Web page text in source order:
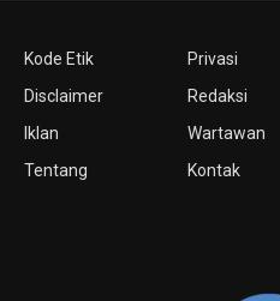
Kode Etik
Disclaimer
Iklan
Tentang
Privasi
Redaksi
Wartawan
Kontak